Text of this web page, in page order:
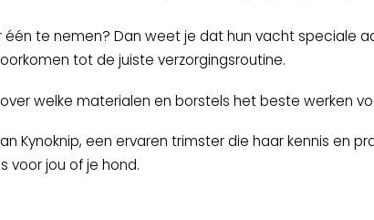
te nemen? Dan weet je dat hun vacht speciale
tot de juiste verzorgingsroutine.
welke materialen en borstels het beste werken
Kynoknip, een ervaren trimster die haar kennis
voor jou of je hond.